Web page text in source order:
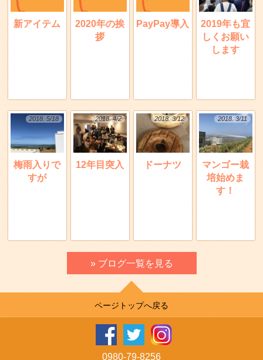
新アイテム
2020年の挨
拶
PayPay導入
2019年も宜
しくお願い
します
2018. 5/18
梅雨入りで
すが
2018. 4/2
12年目突入
2018. 3/12
ドーナツ
2018. 3/11
マンゴー栽
培始めま
す！
» ブログ一覧を見る
ページトップへ戻る
0980-79-8256